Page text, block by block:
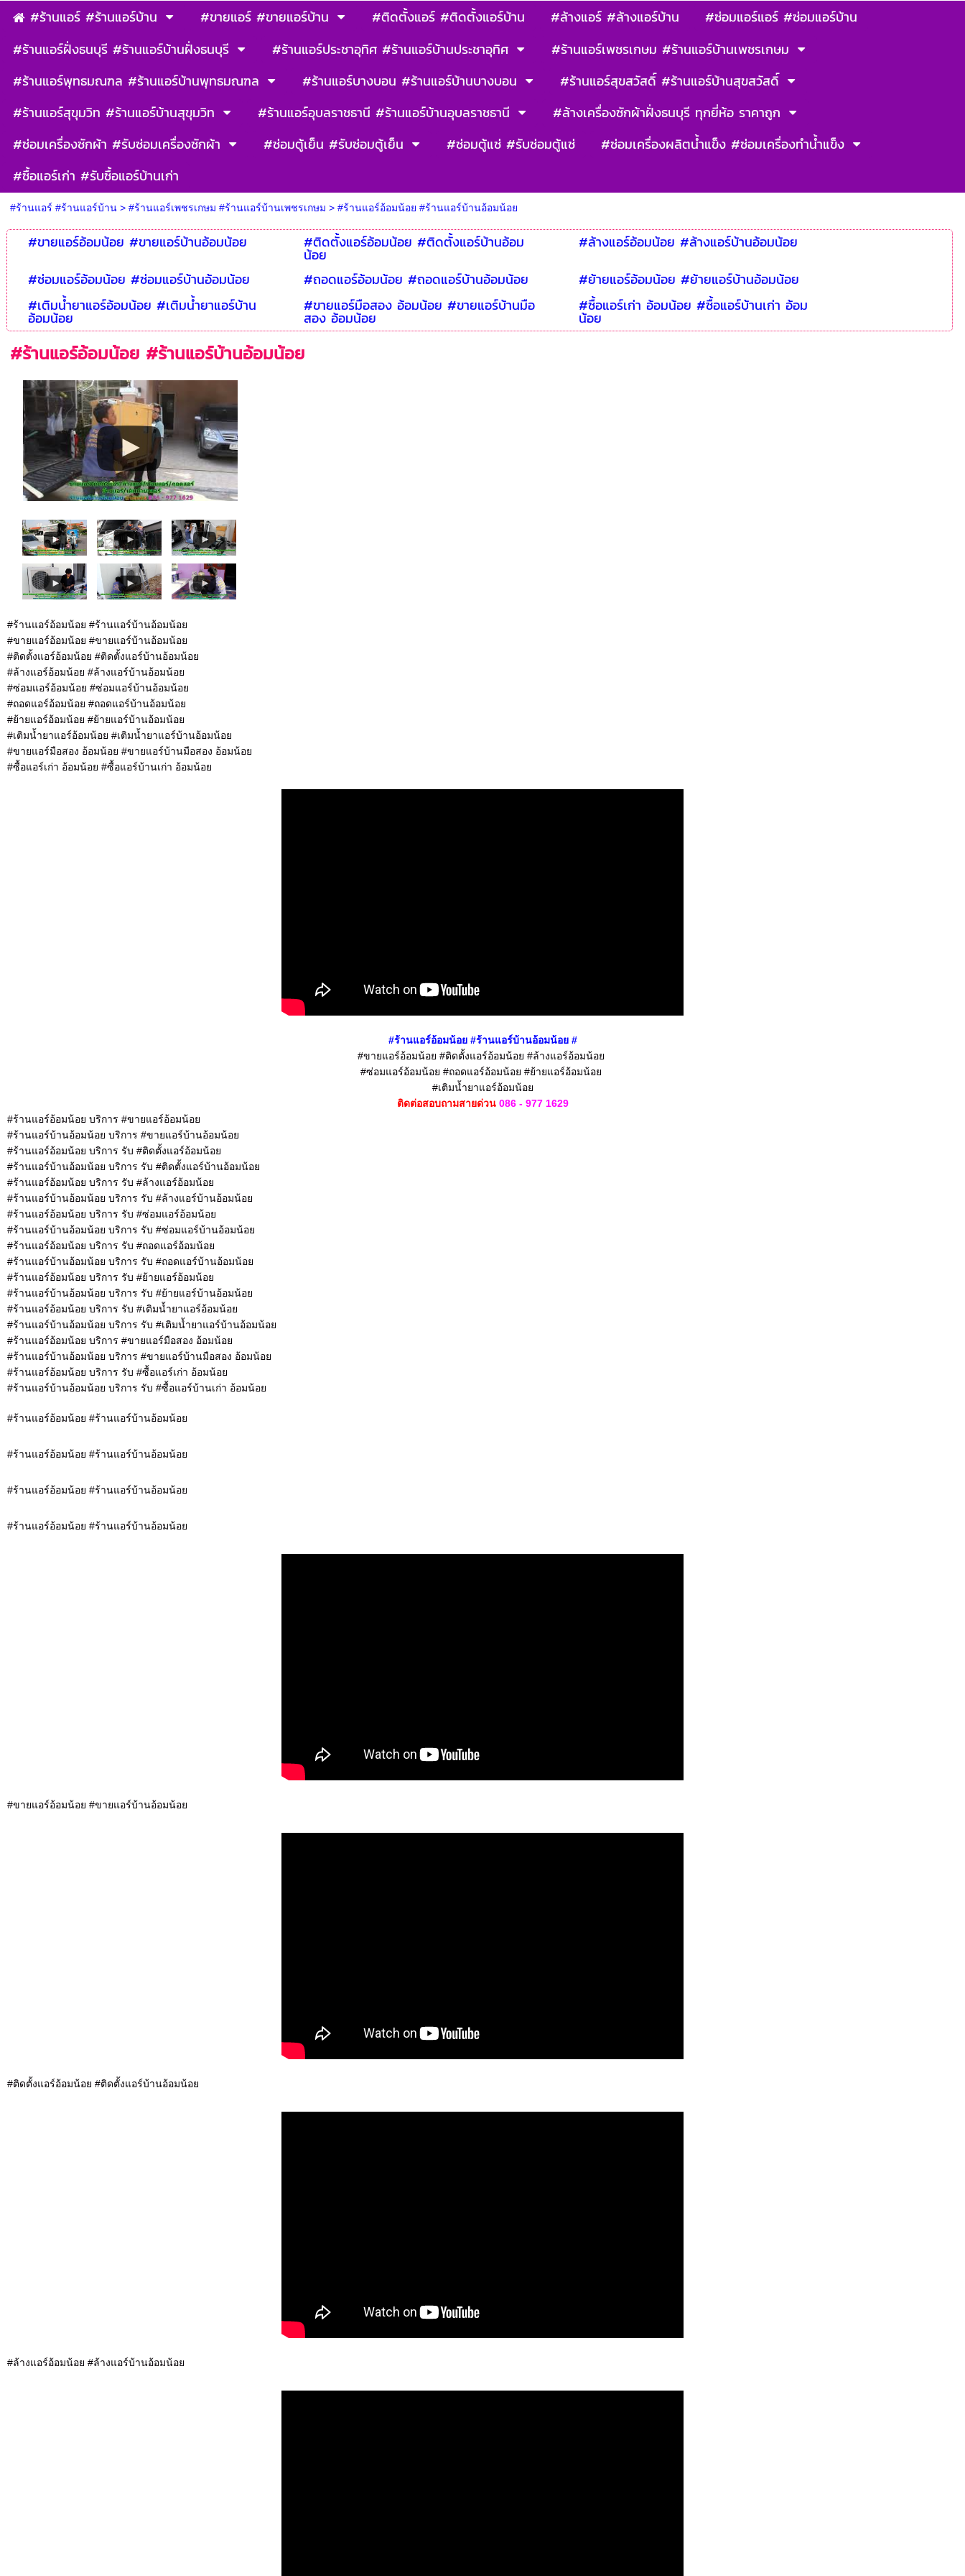
#ร้านแอร์ #ร้านแอร์บ้าน #ขายแอร์ #ขายแอร์บ้าน #ติดตั้งแอร์ #ติดตั้งแอร์บ้าน #ล้างแอร์ #ล้างแอร์บ้าน
#ซ่อมแอร์แอร์ #ซ่อมแอร์บ้าน
#ร้านแอร์ฝั่งธนบุรี #ร้านแอร์บ้านฝั่งธนบุรี
#ร้านแอร์ประชาอุทิศ #ร้านแอร์บ้านประชาอุทิศ
#ร้านแอร์เพชรเกษม #ร้านแอร์บ้านเพชรเกษม
#ร้านแอร์พุทธมณฑล #ร้านแอร์บ้านพุทธมณฑล
#ร้านแอร์บางบอน #ร้านแอร์บ้านบางบอน
#ร้านแอร์สุขสวัสดิ์ #ร้านแอร์บ้านสุขสวัสดิ์
#ร้านแอร์สุขุมวิท #ร้านแอร์บ้านสุขุมวิท
#ร้านแอร์อุบลราชธานี #ร้านแอร์บ้านอุบลราชธานี
#ล้างเครื่องซักผ้าฝั่งธนบุรี ทุกยี่ห้อ ราคาถูก
#ซ่อมเครื่องซักผ้า #รับซ่อมเครื่องซักผ้า
#ซ่อมตู้เย็น #รับซ่อมตู้เย็น #ซ่อมตู้แซ่ #รับซ่อมตู้แซ่
#ซ่อมเครื่องผลิตน้ำแข็ง #ซ่อมเครื่องทำน้ำแข็ง
#ซื้อแอร์เก่า #รับซื้อแอร์บ้านเก่า
#ร้านแอร์ #ร้านแอร์บ้าน> #ร้านแอร์เพชรเกษม #ร้านแอร์บ้านเพชรเกษม > #ร้านแอร์อ้อมน้อย #ร้านแอร์บ้านอ้อมน้อย
#ขายแอร์อ้อมน้อย #ขายแอร์บ้านอ้อมน้อย #ติดตั้งแอร์อ้อมน้อย #ติดตั้งแอร์บ้านอ้อม
น้อย
#ล้างแอร์อ้อมน้อย #ล้างแอร์บ้านอ้อมน้อย
#ซ่อมแอร์อ้อมน้อย #ซ่อมแอร์บ้านอ้อมน้อย
#ถอดแอร์อ้อมน้อย #ถอดแอร์บ้านอ้อมน้อย
#ย้ายแอร์อ้อมน้อย #ย้ายแอร์บ้านอ้อมน้อย
#เติมน้ำยาแอร์อ้อมน้อย #เติมน้ำยาแอร์บ้าน
อ้อมน้อย
#ขายแอร์มือสอง อ้อมน้อย #ขายแอร์บ้านมือ
สอง อ้อมน้อย
#ซื้อแอร์เก่า อ้อมน้อย #ซื้อแอร์บ้านเก่า อ้อม
น้อย
#ร้านแอร์อ้อมน้อย #ร้านแอร์บ้านอ้อมน้อย
#ร้านแอร์อ้อมน้อย #ร้านแอร์บ้านอ้อมน้อย
#ขายแอร์อ้อมน้อย #ขายแอร์บ้านอ้อมน้อย
#ติดตั้งแอร์อ้อมน้อย #ติดตั้งแอร์บ้านอ้อมน้อย
#ล้างแอร์อ้อมน้อย #ล้างแอร์บ้านอ้อมน้อย
#ซ่อมแอร์อ้อมน้อย #ซ่อมแอร์บ้านอ้อมน้อย
#ถอดแอร์อ้อมน้อย #ถอดแอร์บ้านอ้อมน้อย
#ย้ายแอร์อ้อมน้อย #ย้ายแอร์บ้านอ้อมน้อย
#เติมน้ำยาแอร์อ้อมน้อย #เติมน้ำยาแอร์บ้านอ้อมน้อย
#ขายแอร์มือสอง อ้อมน้อย #ขายแอร์บ้านมือสอง อ้อมน้อย
#ซื้อแอร์เก่า อ้อมน้อย #ซื้อแอร์บ้านเก่า อ้อมน้อย
#ร้านแอร์อ้อมน้อย #ร้านแอร์บ้านอ้อมน้อย#
#ขายแอร์อ้อมน้อย #ติดตั้งแอร์อ้อมน้อย #ล้างแอร์อ้อมน้อย
#ซ่อมแอร์อ้อมน้อย #ถอดแอร์อ้อมน้อย #ย้ายแอร์อ้อมน้อย
#เติมน้ำยาแอร์อ้อมน้อย
ติดต่อสอบถามสายด่วน 086 - 977 1629
#ร้านแอร์อ้อมน้อย บริการ #ขายแอร์อ้อมน้อย
#ร้านแอร์บ้านอ้อมน้อย บริการ #ขายแอร์บ้านอ้อมน้อย
#ร้านแอร์อ้อมน้อย บริการ รับ #ติดตั้งแอร์อ้อมน้อย
#ร้านแอร์บ้านอ้อมน้อย บริการ รับ #ติดตั้งแอร์บ้านอ้อมน้อย
#ร้านแอร์อ้อมน้อย บริการ รับ #ล้างแอร์อ้อมน้อย
#ร้านแอร์บ้านอ้อมน้อย บริการ รับ #ล้างแอร์บ้านอ้อมน้อย
#ร้านแอร์อ้อมน้อย บริการ รับ #ซ่อมแอร์อ้อมน้อย
#ร้านแอร์บ้านอ้อมน้อย บริการ รับ #ซ่อมแอร์บ้านอ้อมน้อย
#ร้านแอร์อ้อมน้อย บริการ รับ #ถอดแอร์อ้อมน้อย
#ร้านแอร์บ้านอ้อมน้อย บริการ รับ #ถอดแอร์บ้านอ้อมน้อย
#ร้านแอร์อ้อมน้อย บริการ รับ #ย้ายแอร์อ้อมน้อย
#ร้านแอร์บ้านอ้อมน้อย บริการ รับ #ย้ายแอร์บ้านอ้อมน้อย
#ร้านแอร์อ้อมน้อย บริการ รับ #เติมน้ำยาแอร์อ้อมน้อย
#ร้านแอร์บ้านอ้อมน้อย บริการ รับ #เติมน้ำยาแอร์บ้านอ้อมน้อย
#ร้านแอร์อ้อมน้อย บริการ #ขายแอร์มือสอง อ้อมน้อย
#ร้านแอร์บ้านอ้อมน้อย บริการ #ขายแอร์บ้านมือสอง อ้อมน้อย
#ร้านแอร์อ้อมน้อย บริการ รับ #ซื้อแอร์เก่า อ้อมน้อย
#ร้านแอร์บ้านอ้อมน้อย บริการ รับ #ซื้อแอร์บ้านเก่า อ้อมน้อย
#ร้านแอร์อ้อมน้อย #ร้านแอร์บ้านอ้อมน้อย
#ร้านแอร์อ้อมน้อย #ร้านแอร์บ้านอ้อมน้อย
#ร้านแอร์อ้อมน้อย #ร้านแอร์บ้านอ้อมน้อย
#ร้านแอร์อ้อมน้อย #ร้านแอร์บ้านอ้อมน้อย
#ขายแอร์อ้อมน้อย #ขายแอร์บ้านอ้อมน้อย
#ติดตั้งแอร์อ้อมน้อย #ติดตั้งแอร์บ้านอ้อมน้อย
#ล้างแอร์อ้อมน้อย #ล้างแอร์บ้านอ้อมน้อย